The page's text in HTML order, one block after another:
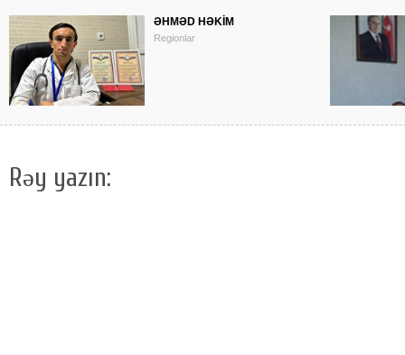
ƏHMƏD HƏKİM
Regionlar
Rəy yazın: